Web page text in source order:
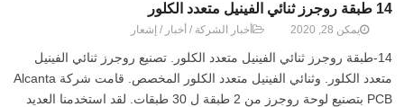
14 طبقة روجرز ثنائي الفينيل متعدد الكلور
يمكن 28, 2020 أخبار الشركة / أخبار / إشعار
14-طبقة روجرز ثنائي الفينيل متعدد الكلور. تصنيع روجرز ثنائي الفينيل
متعدد الكلور. وثنائي الفينيل متعدد الكلور المخصص. قامت شركة Alcanta
PCB بتصنيع لوحة روجرز من 2 طبقة ل 30 طبقات. لقد استخدمنا العديد